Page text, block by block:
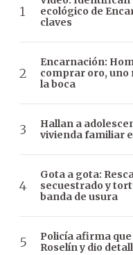
ecológico de
claves
Encarnación:
comprar oro, uno
la boca
Hallan a
vivienda familiar
Gota a gota:
secuestrado y
banda de usura
Policía afirma
Roselín y dio